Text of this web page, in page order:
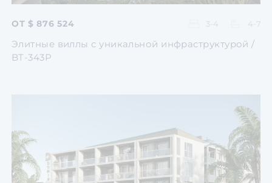
ОТ $ 876 524 3-4 4-7
Элитные виллы с уникальной инфраструктурой /
BT-343P
Перейти
Перейти
Перейти
Перейти
Перейти